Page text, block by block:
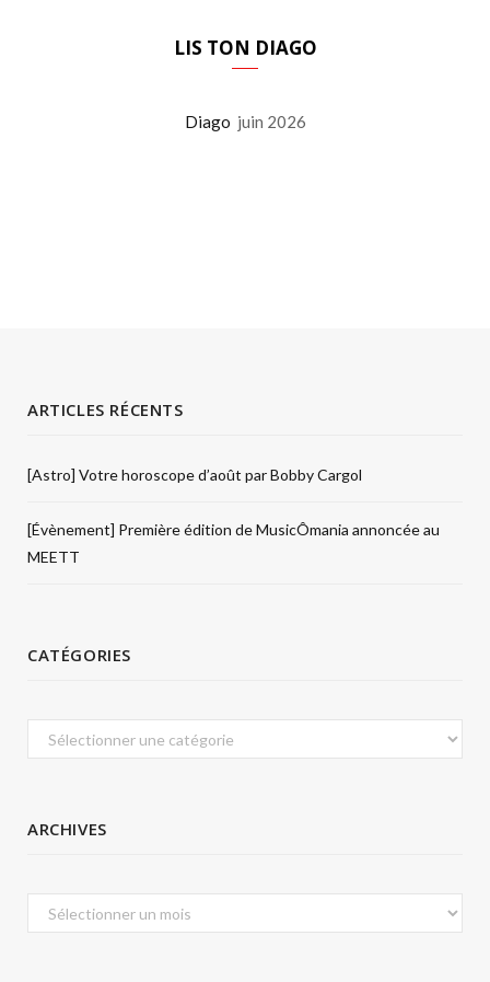
LIS TON DIAGO
Diago juin 2026
ARTICLES RÉCENTS
[Astro] Votre horoscope d’août par Bobby Cargol
[Évènement] Première édition de MusicÔmania annoncée au
MEETT
CATÉGORIES
Catégories
ARCHIVES
Archives